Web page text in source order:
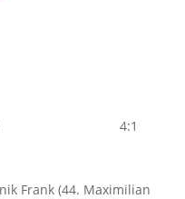
Denkingen 4:1
Frank (44. Maximilian